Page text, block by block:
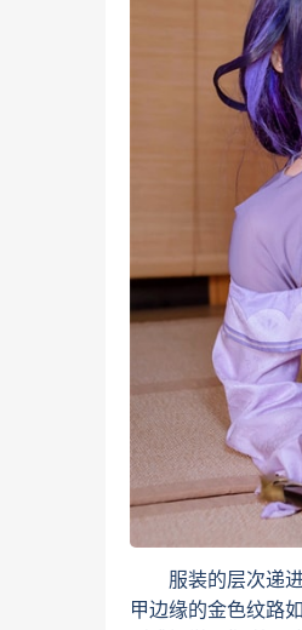
服装的层次递进
甲边缘的金色纹路